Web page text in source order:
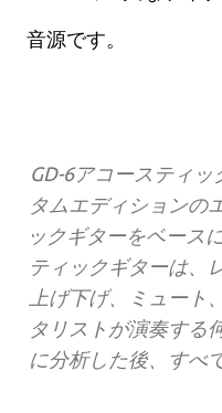
音源です。
GD-6アコースティ
タムエディションの
ックギターをベース
ティックギターは、
上げ下げ、ミュート
タリストが演奏する
に分析した後、すべ